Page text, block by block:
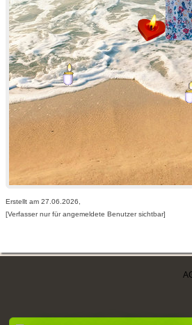
Erstellt am 27.06.2026,
[Verfasser nur für angemeldete Benutzer sichtbar]